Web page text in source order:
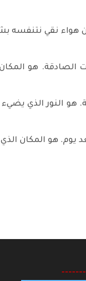
نقي نتنفسه
هو المكان
النور الذي يضيء
هو المكان